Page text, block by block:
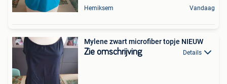
Hemiksem Vandaag
Mylene zwart microfiber topje NIEUW
Zie omschrijving Details